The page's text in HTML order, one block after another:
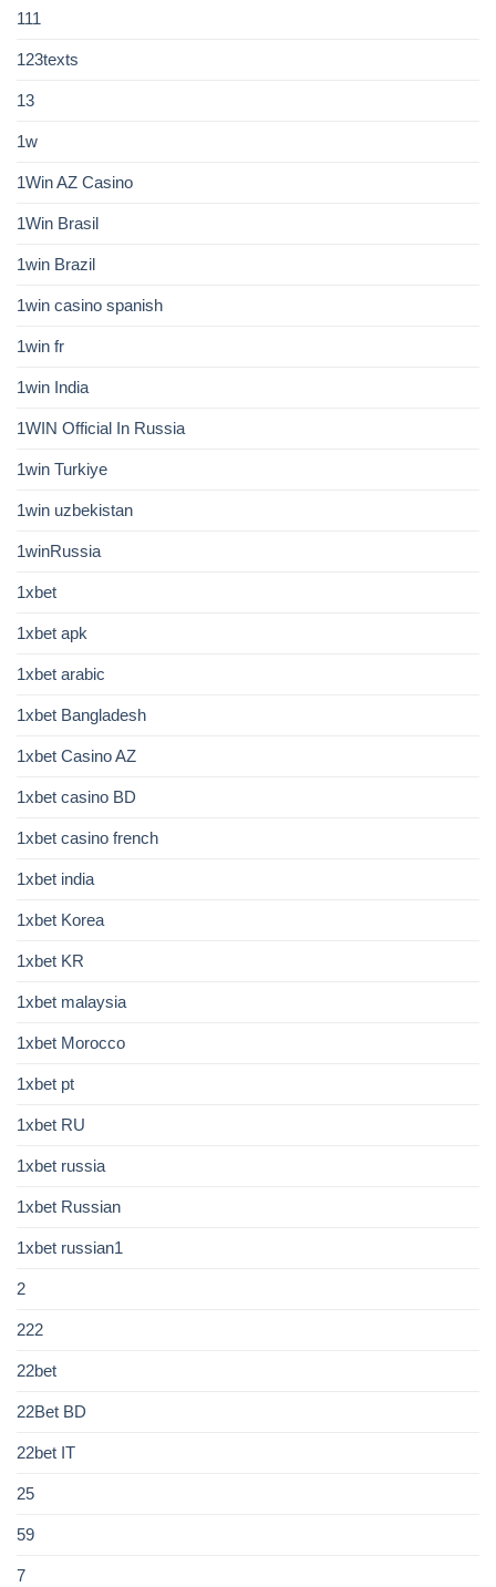
111
123texts
13
1w
1Win AZ Casino
1Win Brasil
1win Brazil
1win casino spanish
1win fr
1win India
1WIN Official In Russia
1win Turkiye
1win uzbekistan
1winRussia
1xbet
1xbet apk
1xbet arabic
1xbet Bangladesh
1xbet Casino AZ
1xbet casino BD
1xbet casino french
1xbet india
1xbet Korea
1xbet KR
1xbet malaysia
1xbet Morocco
1xbet pt
1xbet RU
1xbet russia
1xbet Russian
1xbet russian1
2
222
22bet
22Bet BD
22bet IT
25
59
7